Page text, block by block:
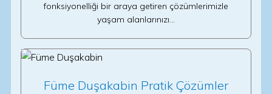
fonksiyonelliği bir araya getiren çözümlerimizle
yaşam alanlarınızı…
Füme Duşakabin Pratik Çözümler